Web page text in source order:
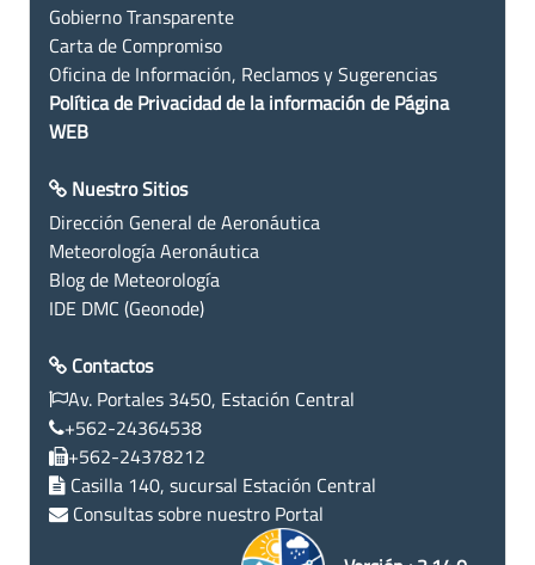
Gobierno Transparente
Carta de Compromiso
Oficina de Información, Reclamos y Sugerencias
Política de Privacidad de la información de Página
WEB
Nuestro Sitios
Dirección General de Aeronáutica
Meteorología Aeronáutica
Blog de Meteorología
IDE DMC (Geonode)
Contactos
Av. Portales 3450, Estación Central
+562-24364538
+562-24378212
Casilla 140, sucursal Estación Central
Consultas sobre nuestro Portal